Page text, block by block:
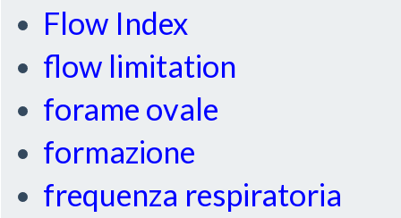
Flow Index
flow limitation
forame ovale
formazione
frequenza respiratoria